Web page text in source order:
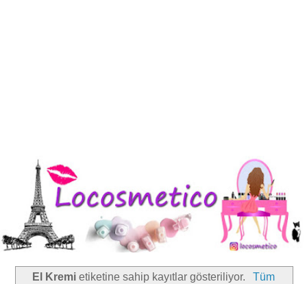
El Kremi etiketine sahip kayıtlar gösteriliyor.
Tüm